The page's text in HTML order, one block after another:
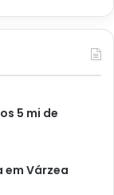
5 mi de
Várzea